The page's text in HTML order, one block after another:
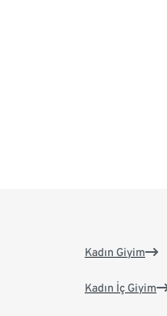
Kadın Giyim
Kadın İç Giyim